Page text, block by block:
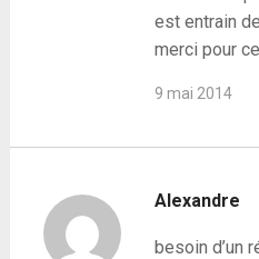
est entrain
merci pour
9 mai 2014
Alexandre
besoin d’un